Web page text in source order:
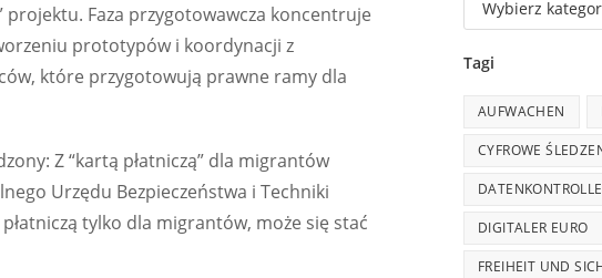
projektu. Faza przygotowawcza koncentruje
prototypów i koordynacji z
które przygotowują prawne ramy dla
Z “kartą płatniczą” dla migrantów
Urzędu Bezpieczeństwa i Techniki
tylko dla migrantów, może się stać
Tagi
AUFWACHEN
CYFROWE
DATENKONTROLLE
DIGITALER EURO
FREIHEIT UND